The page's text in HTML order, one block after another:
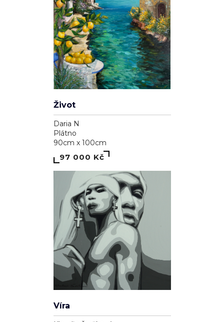
Život
Daria N
Plátno
90cm x 100cm
97 000 Kč
Klaudie Švrčková